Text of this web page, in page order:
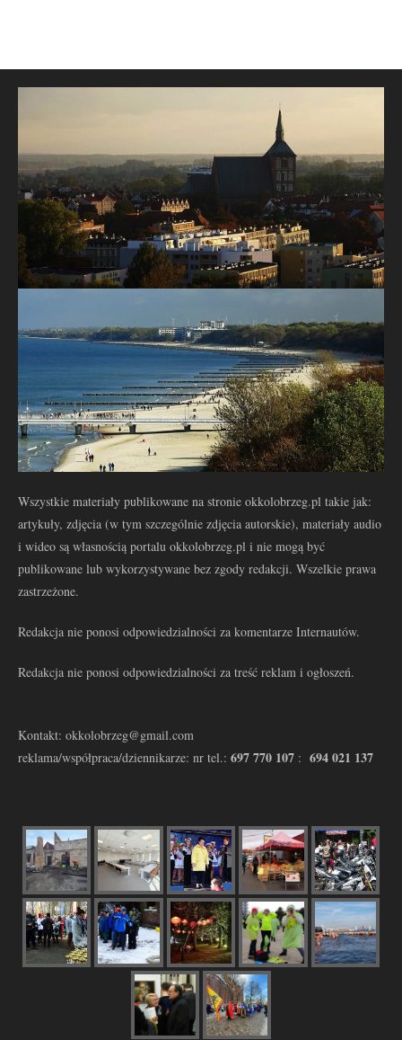
Wszystkie materiały publikowane na stronie okkolobrzeg.pl takie jak:
artykuły, zdjęcia (w tym szczególnie zdjęcia autorskie), materiały audio
i wideo są własnością portalu okkolobrzeg.pl i nie mogą być
publikowane lub wykorzystywane bez zgody redakcji. Wszelkie prawa
zastrzeżone.
Redakcja nie ponosi odpowiedzialności za komentarze Internautów.
Redakcja nie ponosi odpowiedzialności za treść reklam i ogłoszeń.
Kontakt: okkolobrzeg@gmail.com
reklama/współpraca/dziennikarze: nr tel.: 697 770 107 : 694 021 137